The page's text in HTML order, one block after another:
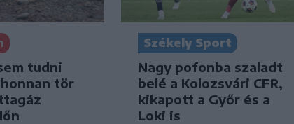
tudni
tör
Székely Sport
Nagy pofonba szaladt
belé a Kolozsvári CFR,
kikapott a Győr és a
Loki is